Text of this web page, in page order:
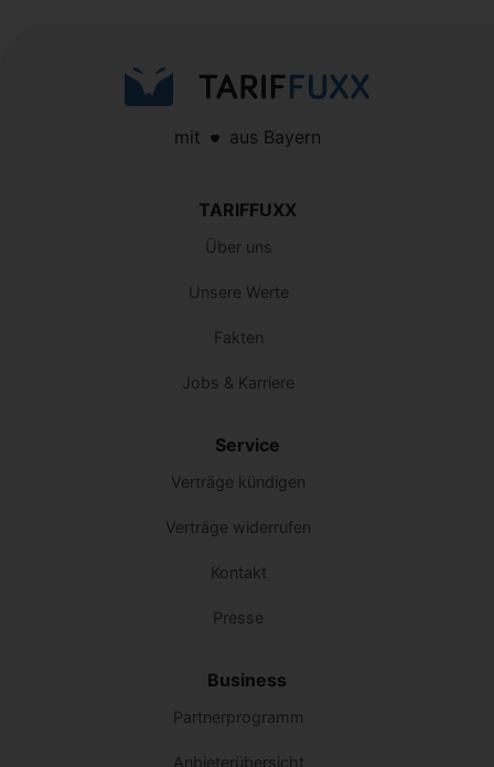
mit aus Bayern
TARIFFUXX
Über uns
Unsere Werte
Fakten
Jobs & Karriere
Service
Verträge kündigen
Verträge widerrufen
Kontakt
Presse
Business
Partnerprogramm
Anbieterübersicht